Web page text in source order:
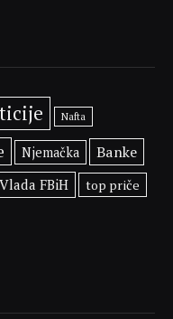
Nafta
Njemačka Banke
Vlada FBiH top priče